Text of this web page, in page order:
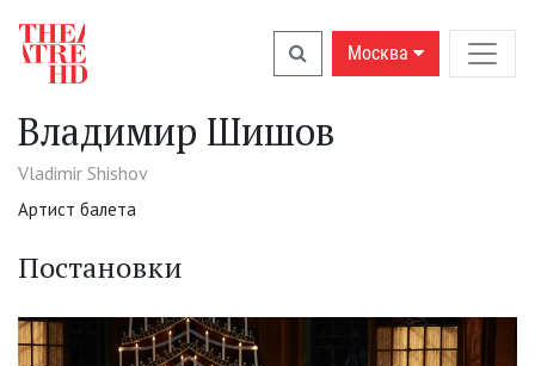
Москва
Владимир Шишов
Vladimir Shishov
Артист балета
Постановки